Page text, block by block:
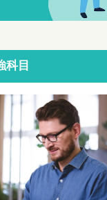
科目